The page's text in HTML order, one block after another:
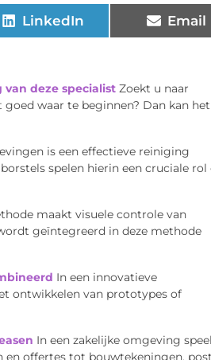
LinkedIn Email
deze specialist Zoekt u naar
waar te beginnen? Dan kan het
is een effectieve reiniging
spelen hierin een cruciale rol
maakt visuele controle van
geïntegreerd in deze methode
In een innovatieve
ontwikkelen van prototypes of
In een zakelijke omgeving
en offertes tot bouwtekeningen,